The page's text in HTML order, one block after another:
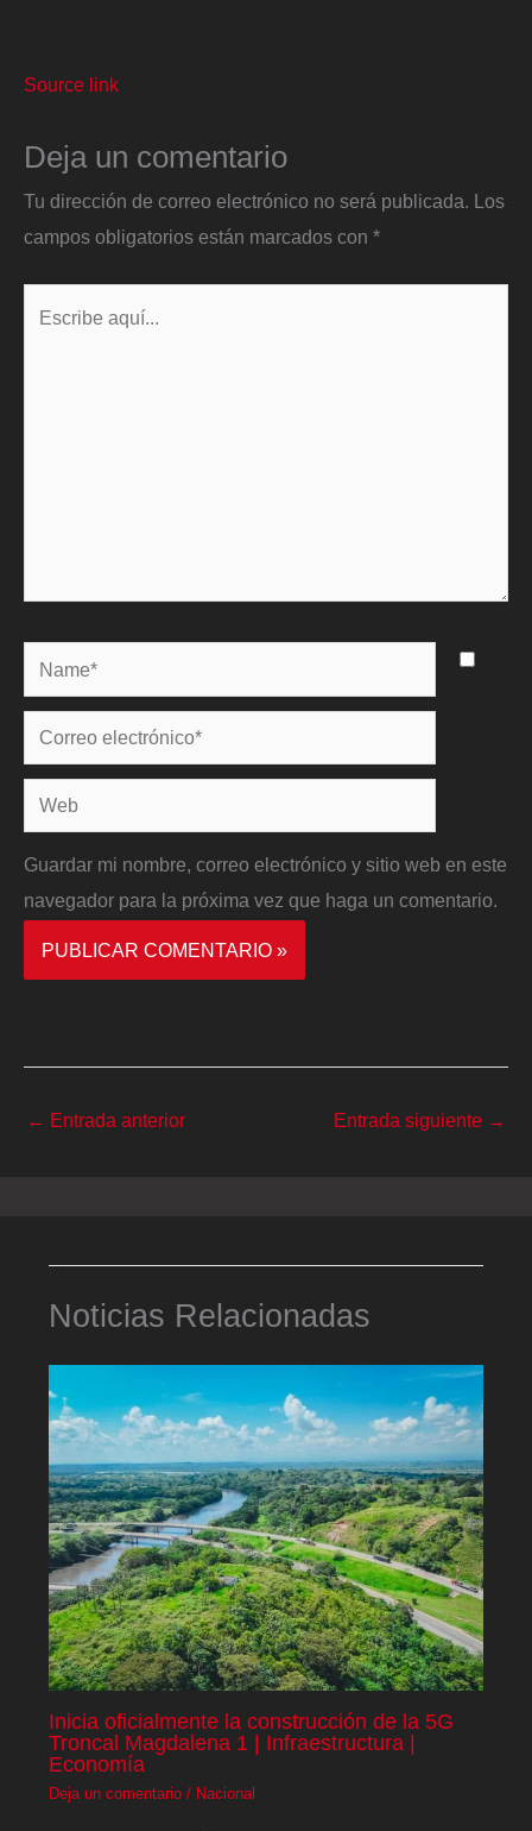
Source link
Deja un comentario
Tu dirección de correo electrónico no será publicada.
Los
campos obligatorios están marcados con *
Name*
Correo
electrónico*
Web
Guardar mi nombre, correo electrónico y sitio web en este
navegador para la próxima vez que haga un comentario.
← Entrada anterior Entrada siguiente →
Noticias Relacionadas
Inicia oficialmente la construcción de la 5G
Troncal Magdalena 1 | Infraestructura |
Economía
Deja un comentario / Nacional